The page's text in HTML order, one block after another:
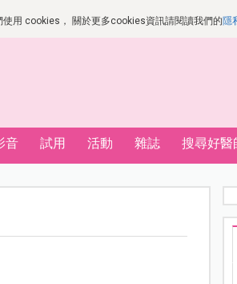
用 cookies， 關於更多cookies資訊請閱讀我們的隱
音 試用 活動 雜誌 搜尋好醫